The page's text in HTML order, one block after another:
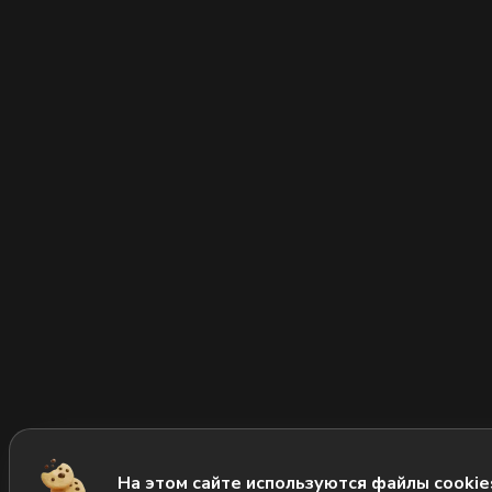
На этом сайте используются файлы